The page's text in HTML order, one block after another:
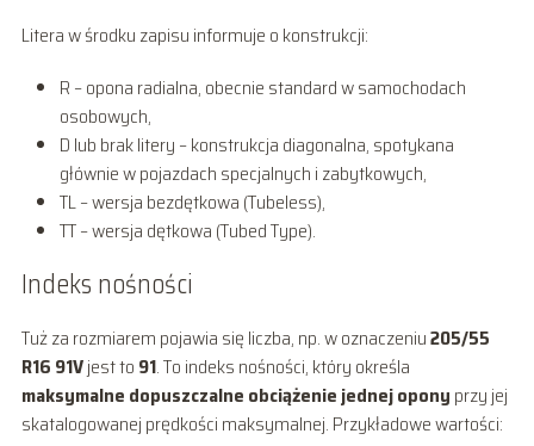
Litera w środku zapisu informuje o konstrukcji:
R – opona radialna, obecnie standard w samochodach
osobowych,
D lub brak litery – konstrukcja diagonalna, spotykana
głównie w pojazdach specjalnych i zabytkowych,
TL – wersja bezdętkowa (Tubeless),
TT – wersja dętkowa (Tubed Type).
Indeks nośności
Tuż za rozmiarem pojawia się liczba, np. w oznaczeniu205/55
R16 91Vjest to 91. To indeks nośności, który określa
maksymalne dopuszczalne obciążenie jednej opony przy jej
skatalogowanej prędkości maksymalnej. Przykładowe wartości: